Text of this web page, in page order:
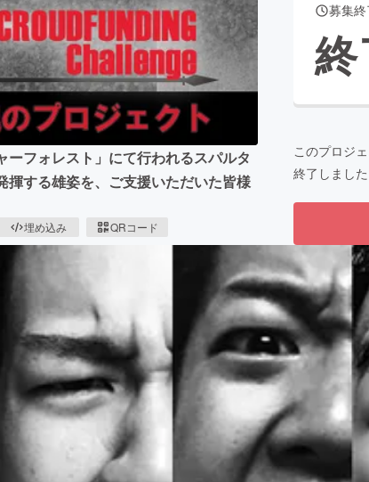
CAMPFIRE for Social GoodCAMPFIRE Creation
CAMPFIREふるさと納税machi-ya コミュニティ
フォレスト」にて行われるスパルタ
揮する雄姿を、ご支援いただいた皆様
埋め込み QRコード
募集終
終
このプロジェ
終了しました